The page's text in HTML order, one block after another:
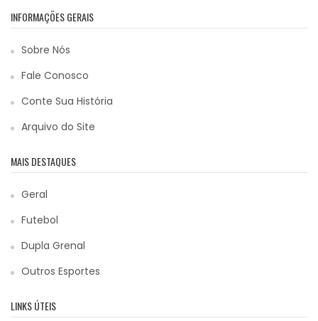
INFORMAÇÕES GERAIS
Sobre Nós
Fale Conosco
Conte Sua História
Arquivo do Site
MAIS DESTAQUES
Geral
Futebol
Dupla Grenal
Outros Esportes
LINKS ÚTEIS